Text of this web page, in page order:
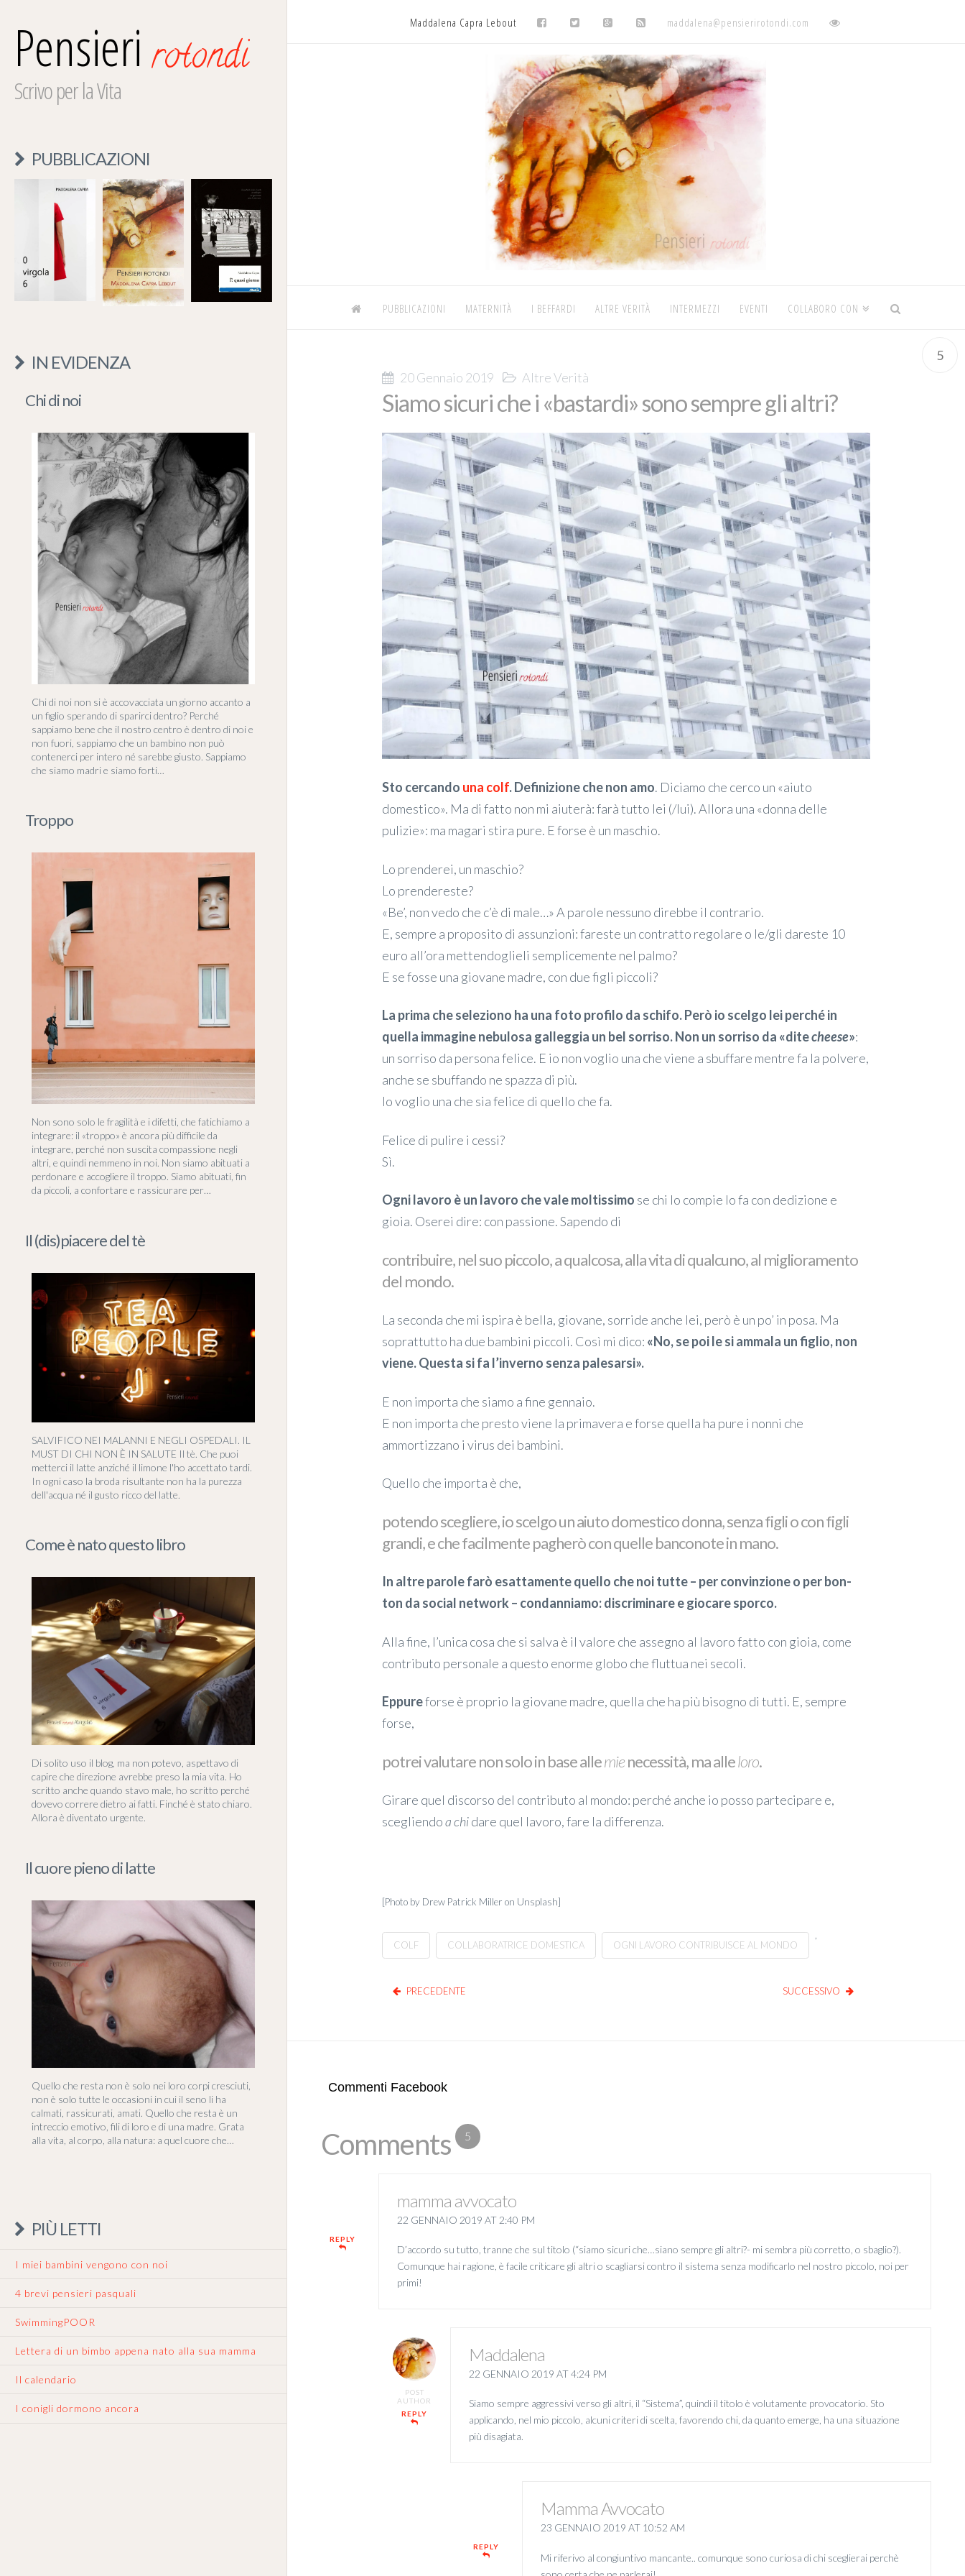
Maddalena Capra Lebout maddalena@pensierirotondi.com
PUBBLICAZIONI MATERNITÀ I BEFFARDI ALTRE VERITÀ INTERMEZZI EVENTI COLLABORO CON
5
20 Gennaio 2019
Altre Verità
Siamo sicuri che i «bastardi» sono sempre gli altri?
Sto cercando una colf. Definizione che non amo. Diciamo che cerco un «aiuto
domestico». Ma di fatto non mi aiuterà: farà tutto lei (/lui). Allora una «donna delle
pulizie»: ma magari stira pure. E forse è un maschio.
Lo prenderei, un maschio?
Lo prendereste?
«Be’, non vedo che c’è di male…» A parole nessuno direbbe il contrario.
E, sempre a proposito di assunzioni: fareste un contratto regolare o le/gli dareste 10
euro all’ora mettendoglieli semplicemente nel palmo?
E se fosse una giovane madre, con due figli piccoli?
La prima che seleziono ha una foto profilo da schifo. Però io scelgo lei perché in
quella immagine nebulosa galleggia un bel sorriso. Non un sorriso da «ditecheese»:
un sorriso da persona felice. E io non voglio una che viene a sbuffare mentre fa la polvere,
anche se sbuffando ne spazza di più.
Io voglio una che sia felice di quello che fa.
Felice di pulire i cessi?
Sì.
Ogni lavoro è un lavoro che vale moltissimo se chi lo compie lo fa con dedizione e
gioia. Oserei dire: con passione. Sapendo di
contribuire, nel suo piccolo, a qualcosa, alla vita di qualcuno, al miglioramento
del mondo.
La seconda che mi ispira è bella, giovane, sorride anche lei, però è un po’ in posa. Ma
soprattutto ha due bambini piccoli. Così mi dico: «No, se poi le si ammala un figlio, non
viene. Questa si fa l’inverno senza palesarsi».
E non importa che siamo a fine gennaio.
E non importa che presto viene la primavera e forse quella ha pure i nonni che
ammortizzano i virus dei bambini.
Quello che importa è che,
potendo scegliere, io scelgo un aiuto domestico donna, senza figli o con figli
grandi, e che facilmente pagherò con quelle banconote in mano.
In altre parole farò esattamente quello che noi tutte – per convinzione o per bon-
ton da social network – condanniamo: discriminare e giocare sporco.
Alla fine, l’unica cosa che si salva è il valore che assegno al lavoro fatto con gioia, come
contributo personale a questo enorme globo che fluttua nei secoli.
Eppureforse è proprio la giovane madre, quella che ha più bisogno di tutti. E, sempre
forse,
potrei valutare non solo in base allemienecessità, ma alleloro.
Girare quel discorso del contributo al mondo: perché anche io posso partecipare e,
scegliendoa chidare quel lavoro, fare la differenza.
[Photo by Drew Patrick Miller on Unsplash]
COLF COLLABORATRICE DOMESTICA OGNI LAVORO CONTRIBUISCE AL MONDO
PRECEDENTE SUCCESSIVO
Commenti Facebook
Comments 5
REPLY
mamma avvocato
22 GENNAIO 2019 AT 2:40 PM
D’accordo su tutto, tranne che sul titolo (“siamo sicuri che…siano sempre gli altri?- mi sembra più corretto, o sbaglio?).
Comunque hai ragione, è facile criticare gli altri o scagliarsi contro il sistema senza modificarlo nel nostro piccolo, noi per
primi!
POST
AUTHOR
REPLY
Maddalena
22 GENNAIO 2019 AT 4:24 PM
Siamo sempre aggressivi verso gli altri, il “Sistema”, quindi il titolo è volutamente provocatorio. Sto
applicando, nel mio piccolo, alcuni criteri di scelta, favorendo chi, da quanto emerge, ha una situazione
più disagiata.
REPLY
Mamma Avvocato
23 GENNAIO 2019 AT 10:52 AM
Mi riferivo al congiuntivo mancante.. comunque sono curiosa di chi sceglierai perchè
Pensieri rotondi
Scrivo per la Vita
PUBBLICAZIONI
IN EVIDENZA
Chi di noi
Chi di noi non si è accovacciata un giorno accanto a
un figlio sperando di sparirci dentro? Perché
sappiamo bene che il nostro centro è dentro di noi e
non fuori, sappiamo che un bambino non può
contenerci per intero né sarebbe giusto. Sappiamo
che siamo madri e siamo forti…
Troppo
Non sono solo le fragilità e i difetti, che fatichiamo a
integrare: il «troppo» è ancora più difficile da
integrare, perché non suscita compassione negli
altri, e quindi nemmeno in noi. Non siamo abituati a
perdonare e accogliere il troppo. Siamo abituati, fin
da piccoli, a confortare e rassicurare per…
Il (dis)piacere del tè
SALVIFICO NEI MALANNI E NEGLI OSPEDALI. IL
MUST DI CHI NON È IN SALUTE Il tè. Che puoi
metterci il latte anziché il limone l'ho accettato tardi.
In ogni caso la broda risultante non ha la purezza
dell'acqua né il gusto ricco del latte.
Come è nato questo libro
Di solito uso il blog, ma non potevo, aspettavo di
capire che direzione avrebbe preso la mia vita. Ho
scritto anche quando stavo male, ho scritto perché
dovevo correre dietro ai fatti. Finché è stato chiaro.
Allora è diventato urgente.
Il cuore pieno di latte
Quello che resta non è solo nei loro corpi cresciuti,
non è solo tutte le occasioni in cui il seno li ha
calmati, rassicurati, amati. Quello che resta è un
intreccio emotivo, fili di loro e di una madre. Grata
alla vita, al corpo, alla natura: a quel cuore che…
PIÙ LETTI
I miei bambini vengono con noi
4 brevi pensieri pasquali
SwimmingPOOR
Lettera di un bimbo appena nato alla sua mamma
Il calendario
I conigli dormono ancora